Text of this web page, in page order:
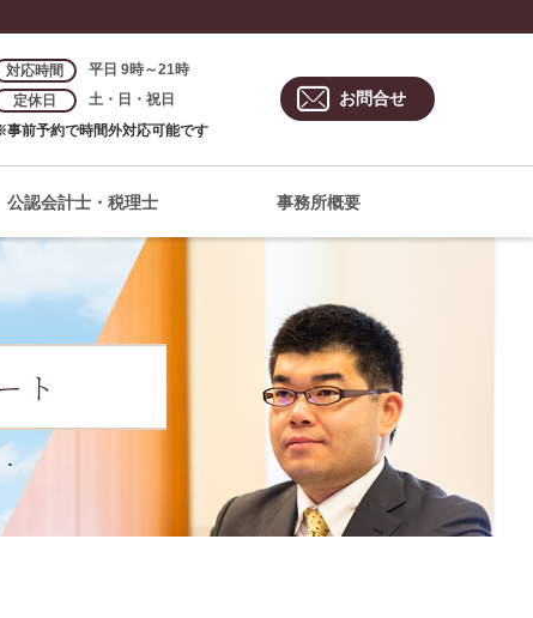
対応時間
平日 9時～21時
定休日
土・日・祝日
前予約で時間外対応可能です
お問合せ
公認会計士・税理士 事務所概要
ト